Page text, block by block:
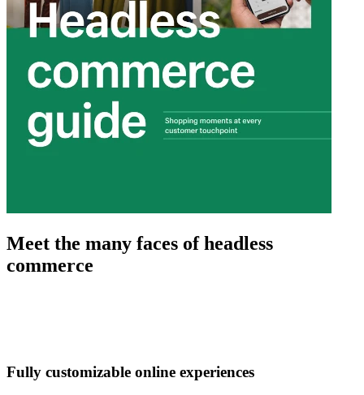
Meet the many faces of headless
commerce
Fully customizable online experiences